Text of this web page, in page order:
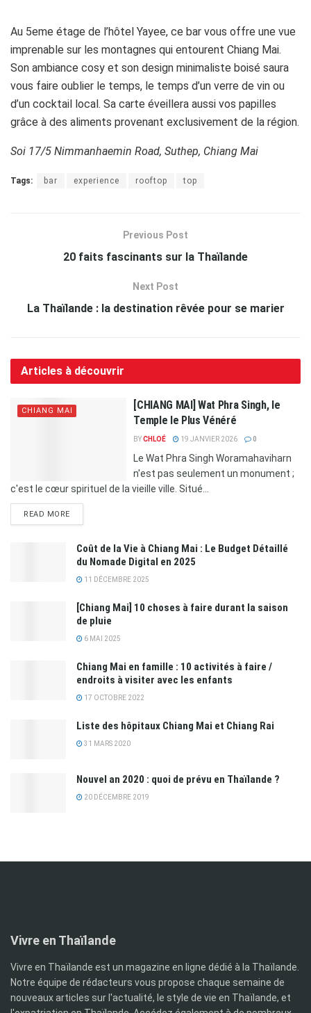
Au 5eme étage de l’hôtel Yayee, ce bar vous offre une vue
imprenable sur les montagnes qui entourent Chiang Mai.
Son ambiance cosy et son design minimaliste boisé saura
vous faire oublier le temps, le temps d’un verre de vin ou
d’un cocktail local. Sa carte éveillera aussi vos papilles
grâce à des aliments provenant exclusivement de la région.
Soi 17/5 Nimmanhaemin Road, Suthep, Chiang Mai
Tags: bar experience rooftop top
Previous Post
20 faits fascinants sur la Thaïlande
Next Post
La Thaïlande : la destination rêvée pour se marier
Articles à découvrir
CHIANG MAI
[CHIANG MAI] Wat Phra Singh, le
Temple le Plus Vénéré
BYCHLOÉ 19 JANVIER 2026 0
Le Wat Phra Singh Woramahaviharn
n'est pas seulement un monument ;
c'est le cœur spirituel de la vieille ville. Situé...
READ MORE
Coût de la Vie à Chiang Mai : Le Budget Détaillé
du Nomade Digital en 2025
11 DÉCEMBRE 2025
[Chiang Mai] 10 choses à faire durant la saison
de pluie
6 MAI 2025
Chiang Mai en famille : 10 activités à faire /
endroits à visiter avec les enfants
17 OCTOBRE 2022
Liste des hôpitaux Chiang Mai et Chiang Rai
31 MARS 2020
Nouvel an 2020 : quoi de prévu en Thaïlande ?
20 DÉCEMBRE 2019
Vivre en Thaïlande
Vivre en Thaïlande est un magazine en ligne dédié à la Thaïlande.
Notre équipe de rédacteurs vous propose chaque semaine de
nouveaux articles sur l'actualité, le style de vie en Thaïlande, et